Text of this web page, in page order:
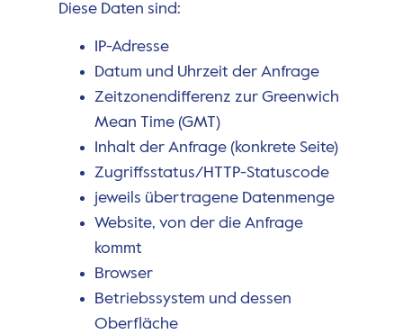
Diese Daten sind:
IP-Adresse
Datum und Uhrzeit der Anfrage
Zeitzonendifferenz zur Greenwich
Mean Time (GMT)
Inhalt der Anfrage (konkrete Seite)
Zugriffsstatus/HTTP-Statuscode
jeweils übertragene Datenmenge
Website, von der die Anfrage
kommt
Browser
Betriebssystem und dessen
Oberfläche